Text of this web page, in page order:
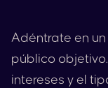
Adéntrate en
público
intereses y el